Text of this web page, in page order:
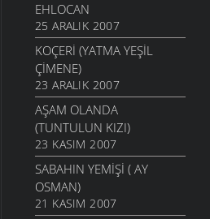
EHLOCAN
25 ARALIK 2007
KOÇERI (YATMA YEŞIL
ÇIMENE)
23 ARALIK 2007
AŞAM OLANDA
(TUNTULUN KIZI)
23 KASIM 2007
SABAHIN YEMIŞI ( AY
OSMAN)
21 KASIM 2007